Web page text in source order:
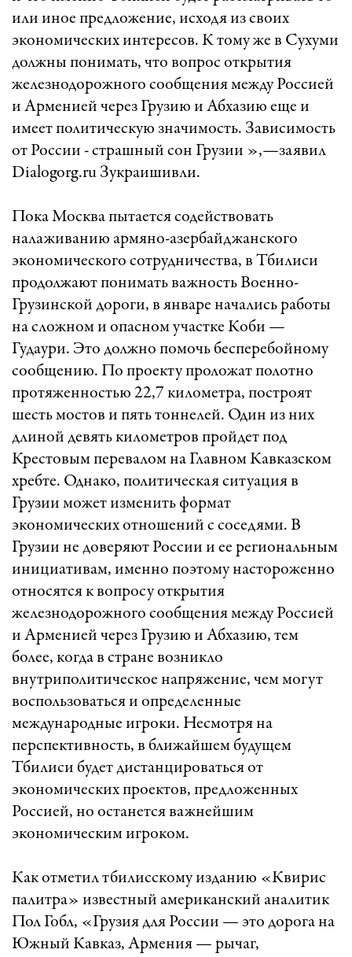
или иное предложение, исходя из своих
экономических интересов. К тому же в Сухуми
должны понимать, что вопрос открытия
железнодорожного сообщения между Россией
и Арменией через Грузию и Абхазию еще и
имеет политическую значимость. Зависимость
от России - страшный сон Грузии »,—заявил
Dialogorg.ru Зукраишивли.
Пока Москва пытается содействовать
налаживанию армяно-азербайджанского
экономического сотрудничества, в Тбилиси
продолжают понимать важность Военно-
Грузинской дороги, в январе начались работы
на сложном и опасном участке Коби —
Гудаури. Это должно помочь бесперебойному
сообщению. По проекту проложат полотно
протяженностью 22,7 километра, построят
шесть мостов и пять тоннелей. Один из них
длиной девять километров пройдет под
Крестовым перевалом на Главном Кавказском
хребте. Однако, политическая ситуация в
Грузии может изменить формат
экономических отношений с соседями. В
Грузии не доверяют России и ее региональным
инициативам, именно поэтому настороженно
относятся к вопросу открытия
железнодорожного сообщения между Россией
и Арменией через Грузию и Абхазию, тем
более, когда в стране возникло
внутриполитическое напряжение, чем могут
воспользоваться и определенные
международные игроки. Несмотря на
перспективность, в ближайшем будущем
Тбилиси будет дистанцироваться от
экономических проектов, предложенных
Россией, но останется важнейшим
экономическим игроком.
Как отметил тбилисскому изданию «Квирис
палитра» известный американский аналитик
Пол Гобл, «Грузия для России — это дорога на
Южный Кавказ, Армения — рычаг,